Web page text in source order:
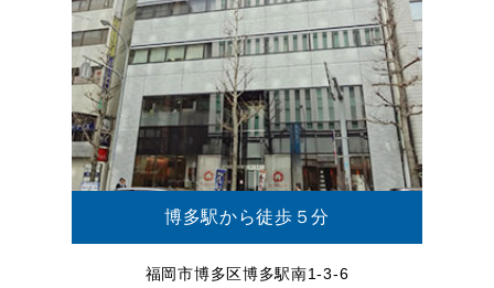
博多駅から徒歩５分
福岡市博多区博多駅南1-3-6